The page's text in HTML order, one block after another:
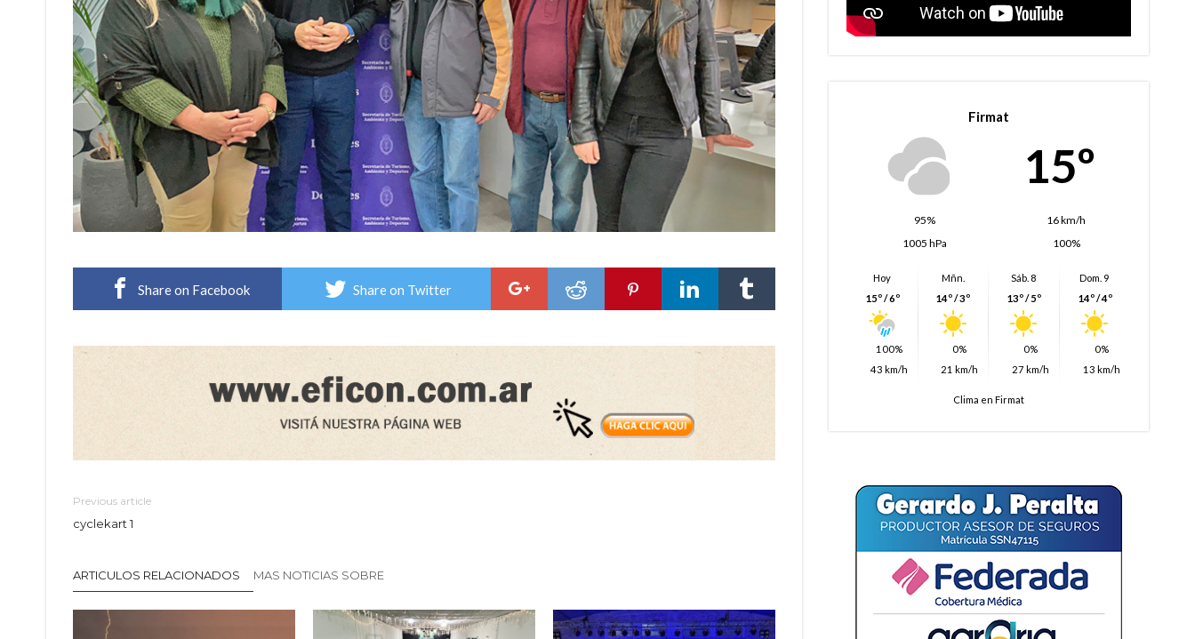
Share on Facebook Share on Twitter
Previous article
cyclekart 1
ARTICULOS RELACIONADOS MAS NOTICIAS SOBRE
Firmat
15º
95%
16 km/h
1005 hPa
100%
Hoy
15º / 6º
100%
43 km/h
Mñn.
14º / 3º
0%
21 km/h
Sáb. 8
13º / 5º
0%
27 km/h
Dom. 9
14º / 4º
0%
13 km/h
Clima en Firmat